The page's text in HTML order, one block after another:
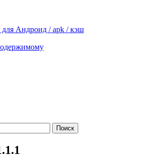
Андроид / apk / кэш